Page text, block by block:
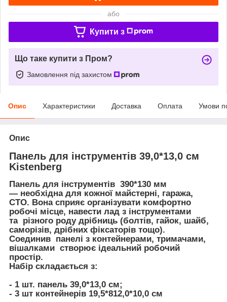
або
Купити з
Що таке купити з Пром?
Замовлення під захистом
Опис Характеристики Доставка Оплата Умови
Опис
Панель для інструментів 39,0*13,0 см
Kistenberg
Панель для інструментів 390*130 мм
— необхідна для кожної майстерні, гаража,
СТО. Вона сприяє організувати комфортно
робочі місце, навести лад з інструментами
та різного роду дрібниць (болтів, гайок, шайб,
саморізів, дрібних фіксаторів тощо).
Соединив панелі з контейнерами, тримачами,
вішалками створює ідеальний робочий
простір.
Набір складається з:
- 1 шт. панель 39,0*13,0 см;
- 3 шт контейнерів 19,5*812,0*10,0 см